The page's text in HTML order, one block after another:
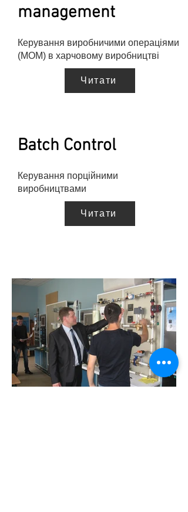
management
Керування виробничими операціями
(MOM) в харчовому виробництві
Читати
Batch Control
Керування порційними
виробництвами
Читати